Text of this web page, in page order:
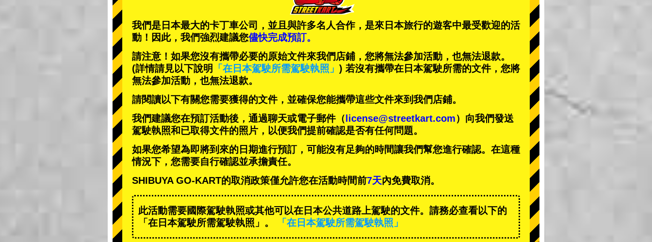
我們是日本最大的卡丁車公司，並且與許多名人合作，是來日本旅行的遊客中最受歡迎的活
動 ！因此，我們強烈建議您儘快完成預訂。
請注意！如果您沒有攜帶必要的原始文件來我們店鋪，您將無法參加活動，也無法退款。
(詳情請見以下說明
「在日本駕駛所需駕駛執照」 ) 若沒有攜帶在日本駕駛所需的文件，您將
無法參加活動，也無法退款。
請閱讀以下有關您需要獲得的文件，並確保您能攜帶這些文件來到我們店鋪。
我們建議您在預訂活動後，通過聊天或電子郵件（ license@streetkart.com）向我們發送
駕駛執照和已取得文件的照片，以便我們提前確認是否有任何問題。
如果您希望為即將到來的日期進行預訂，可能沒有足夠的時間讓我們幫您進行確認。在這種
情況下，您需要自行確認並承擔責任。
SHIBUYA GO-KART的取消政策僅允許您在活動時間前7天內免費取消。
此活動需要國際駕駛執照或其他可以在日本公共道路上駕駛的文件。請務必查看以下的
「在日本駕駛所需駕駛執照」。
「在日本駕駛所需駕駛執照」